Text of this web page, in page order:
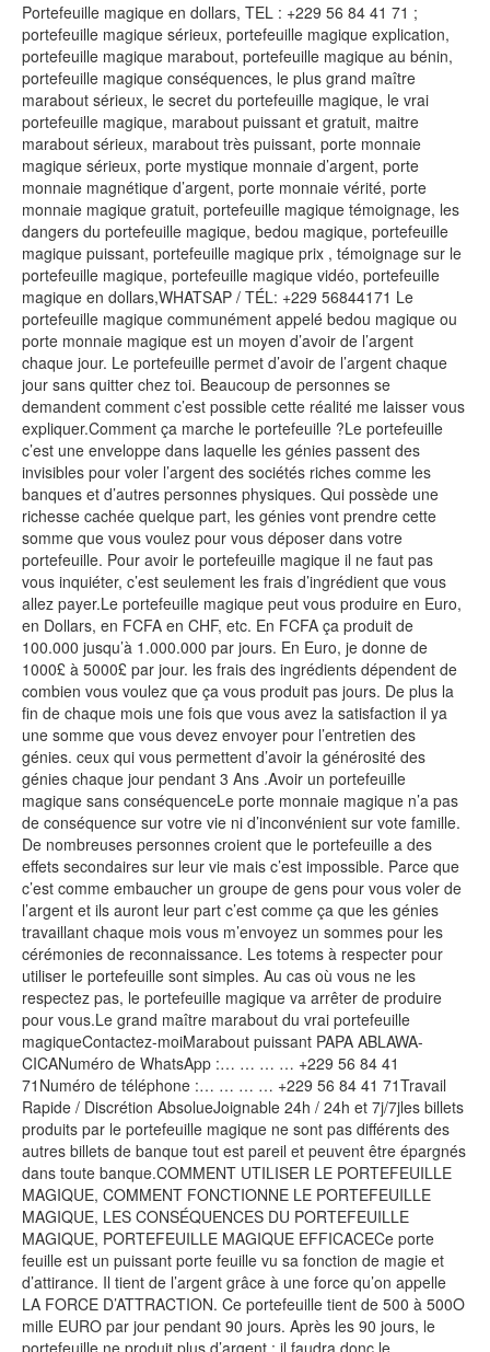
Portefeuille magique en dollars, TEL : +229 56 84 41 71 ;
portefeuille magique sérieux, portefeuille magique explication,
portefeuille magique marabout, portefeuille magique au bénin,
portefeuille magique conséquences, le plus grand maître
marabout sérieux, le secret du portefeuille magique, le vrai
portefeuille magique, marabout puissant et gratuit, maitre
marabout sérieux, marabout très puissant, porte monnaie
magique sérieux, porte mystique monnaie d’argent, porte
monnaie magnétique d’argent, porte monnaie vérité, porte
monnaie magique gratuit, portefeuille magique témoignage, les
dangers du portefeuille magique, bedou magique, portefeuille
magique puissant, portefeuille magique prix , témoignage sur le
portefeuille magique, portefeuille magique vidéo, portefeuille
magique en dollars,WHATSAP / TÉL: +229 56844171 Le
portefeuille magique communément appelé bedou magique ou
porte monnaie magique est un moyen d’avoir de l’argent
chaque jour. Le portefeuille permet d’avoir de l’argent chaque
jour sans quitter chez toi. Beaucoup de personnes se
demandent comment c’est possible cette réalité me laisser vous
expliquer.Comment ça marche le portefeuille ?Le portefeuille
c’est une enveloppe dans laquelle les génies passent des
invisibles pour voler l’argent des sociétés riches comme les
banques et d’autres personnes physiques. Qui possède une
richesse cachée quelque part, les génies vont prendre cette
somme que vous voulez pour vous déposer dans votre
portefeuille. Pour avoir le portefeuille magique il ne faut pas
vous inquiéter, c’est seulement les frais d’ingrédient que vous
allez payer.Le portefeuille magique peut vous produire en Euro,
en Dollars, en FCFA en CHF, etc. En FCFA ça produit de
100.000 jusqu’à 1.000.000 par jours. En Euro, je donne de
1000£ à 5000£ par jour. les frais des ingrédients dépendent de
combien vous voulez que ça vous produit pas jours. De plus la
fin de chaque mois une fois que vous avez la satisfaction il ya
une somme que vous devez envoyer pour l’entretien des
génies. ceux qui vous permettent d’avoir la générosité des
génies chaque jour pendant 3 Ans .Avoir un portefeuille
magique sans conséquenceLe porte monnaie magique n’a pas
de conséquence sur votre vie ni d’inconvénient sur vote famille.
De nombreuses personnes croient que le portefeuille a des
effets secondaires sur leur vie mais c’est impossible. Parce que
c’est comme embaucher un groupe de gens pour vous voler de
l’argent et ils auront leur part c’est comme ça que les génies
travaillant chaque mois vous m’envoyez un sommes pour les
cérémonies de reconnaissance. Les totems à respecter pour
utiliser le portefeuille sont simples. Au cas où vous ne les
respectez pas, le portefeuille magique va arrêter de produire
pour vous.Le grand maître marabout du vrai portefeuille
magiqueContactez-moiMarabout puissant PAPA ABLAWA-
CICANuméro de WhatsApp :… … … … +229 56 84 41
71Numéro de téléphone :… … … … +229 56 84 41 71Travail
Rapide / Discrétion AbsolueJoignable 24h / 24h et 7j/7jles billets
produits par le portefeuille magique ne sont pas différents des
autres billets de banque tout est pareil et peuvent être épargnés
dans toute banque.COMMENT UTILISER LE PORTEFEUILLE
MAGIQUE, COMMENT FONCTIONNE LE PORTEFEUILLE
MAGIQUE, LES CONSÉQUENCES DU PORTEFEUILLE
MAGIQUE, PORTEFEUILLE MAGIQUE EFFICACECe porte
feuille est un puissant porte feuille vu sa fonction de magie et
d’attirance. Il tient de l’argent grâce à une force qu’on appelle
LA FORCE D’ATTRACTION. Ce portefeuille tient de 500 à 500O
mille EURO par jour pendant 90 jours. Après les 90 jours, le